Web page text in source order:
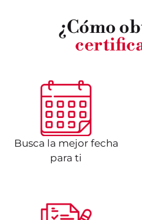
¿Cómo
Busca la mejor fecha
para ti